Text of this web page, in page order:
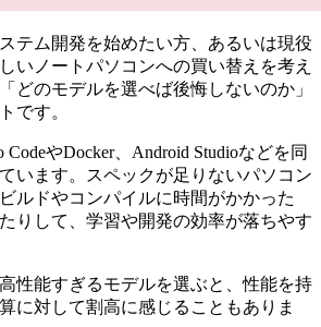
テム開発を始めたい方、あるいは現役
いノートパソコンへの買い替えを考え
どのモデルを選べば後悔しないのか」
です。
CodeやDocker、Android Studioなどを同
います。スペックが足りないパソコン
ルドやコンパイルに時間がかかった
りして、学習や開発の効率が落ちやす
性能すぎるモデルを選ぶと、性能を持
に対して割高に感じることもありま